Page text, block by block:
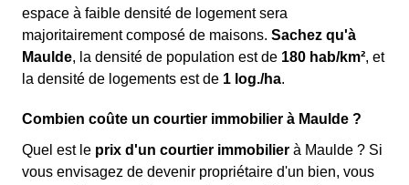
espace à faible densité de logement sera
majoritairement composé de maisons. Sachez qu'à
Maulde, la densité de population est de 180 hab/km², et
la densité de logements est de 1 log./ha.
Combien coûte un courtier immobilier à Maulde ?
Quel est le prix d'un courtier immobilier à Maulde ? Si
vous envisagez de devenir propriétaire d'un bien, vous